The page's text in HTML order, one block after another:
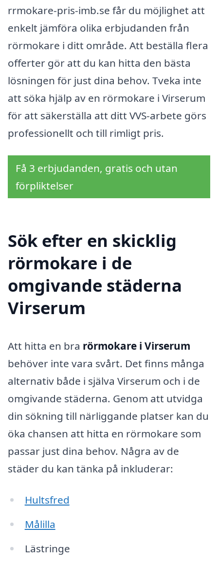
rrmokare-pris-imb.se får du möjlighet att
enkelt jämföra olika erbjudanden från
rörmokare i ditt område. Att beställa flera
offerter gör att du kan hitta den bästa
lösningen för just dina behov. Tveka inte
att söka hjälp av en rörmokare i Virserum
för att säkerställa att ditt VVS-arbete görs
professionellt och till rimligt pris.
Få 3 erbjudanden, gratis och utan
förpliktelser
Sök efter en skicklig
rörmokare i de
omgivande städerna
Virserum
Att hitta en bra rörmokare i Virserum
behöver inte vara svårt. Det finns många
alternativ både i själva Virserum och i de
omgivande städerna. Genom att utvidga
din sökning till närliggande platser kan du
öka chansen att hitta en rörmokare som
passar just dina behov. Några av de
städer du kan tänka på inkluderar:
Hultsfred
Målilla
Lästringe